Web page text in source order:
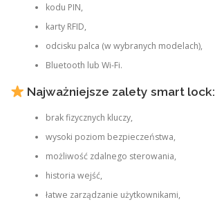
kodu PIN,
karty RFID,
odcisku palca (w wybranych modelach),
Bluetooth lub Wi-Fi.
Najważniejsze zalety smart lock:
brak fizycznych kluczy,
wysoki poziom bezpieczeństwa,
możliwość zdalnego sterowania,
historia wejść,
łatwe zarządzanie użytkownikami,